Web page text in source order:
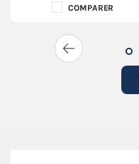
COMPARER